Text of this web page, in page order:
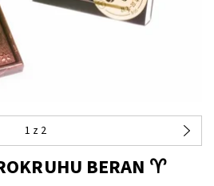
1 z 2
BERAN ♈